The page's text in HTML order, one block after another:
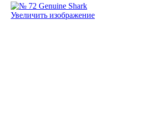
Увеличить изображение